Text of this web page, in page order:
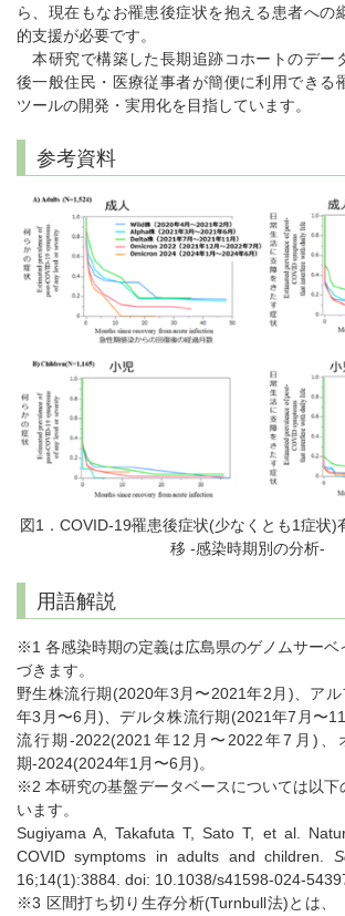
ら、現在もなお罹患後症状を抱える患者への
的支援が必要です。
本研究で構築した長期追跡コホートのデー
後一般住民・医療従事者が簡便に利用できる
ツールの開発・実用化を目指しています。
参考資料
図1．COVID-19罹患後症状(少なくとも1症状)
移 -感染時期別の分析-
用語解説
※1 各感染時期の定義は広島県のゲノムサーベ
づきます。
野生株流行期(2020年3月〜2021年2月)、ア
年3月〜6月)、デルタ株流行期(2021年7月〜
流行期-2022(2021年12月〜2022年7月)、
期-2024(2024年1月〜6月)。
※2 本研究の基盤データベースについては以下
います。
Sugiyama A, Takafuta T, Sato T, et al.
COVID symptoms in adults and children.
16;14(1):3884. doi: 10.1038/s41598-024-
※3 区間打ち切り生存分析(Turnbull法)とは、